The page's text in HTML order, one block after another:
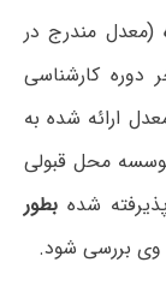
(معدل مندرج در
دوره کارشناسی
ارائه شده به
محل قبولی
شدهبطور
بررسی شود.